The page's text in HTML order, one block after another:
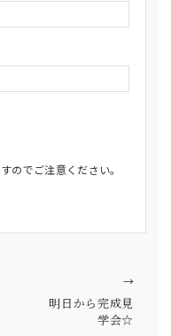
のでご注意ください。
明日から完成見
学会☆
→